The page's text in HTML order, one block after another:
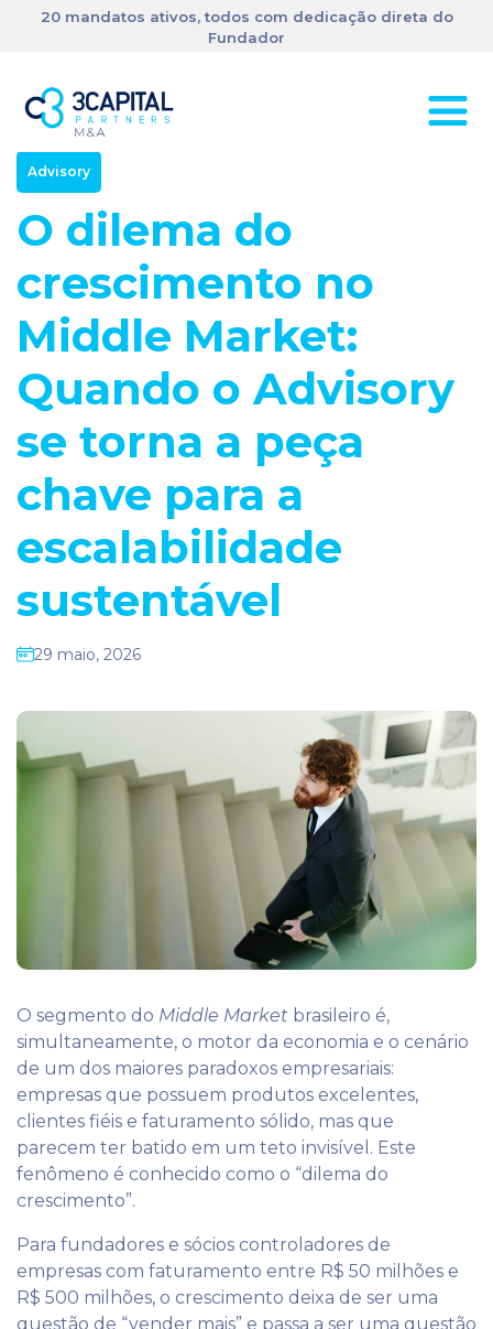
20 mandatos ativos, todos com dedicação direta do
Fundador
Advisory
O dilema do
crescimento no
Middle Market:
Quando o Advisory
se torna a peça
chave para a
escalabilidade
sustentável
29 maio, 2026
O segmento do Middle Market brasileiro é,
simultaneamente, o motor da economia e o cenário
de um dos maiores paradoxos empresariais:
empresas que possuem produtos excelentes,
clientes fiéis e faturamento sólido, mas que
parecem ter batido em um teto invisível. Este
fenômeno é conhecido como o “dilema do
crescimento”.
Para fundadores e sócios controladores de
empresas com faturamento entre R$ 50 milhões e
R$ 500 milhões, o crescimento deixa de ser uma
questão de “vender mais” e passa a ser uma questão